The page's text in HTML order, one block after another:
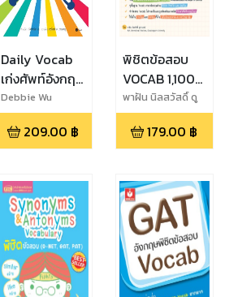
Daily Vocab
เก่งศัพท์อังกฤษ
ฉบับชีวิตประจำ
วัน
Debbie Wu
209.00 ฿
พิชิตข้อสอบ
VOCAB 1,100
ข้อ
พาฝัน นิลสวัสดิ์ ดู
ฮาเมลน์
179.00 ฿